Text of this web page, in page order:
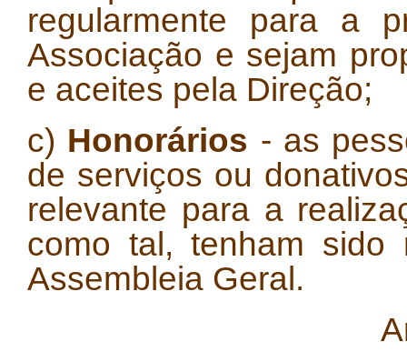
regularmente para a
Associação e sejam
e aceites pela Direção;
c) Honorários - as
de serviços ou
relevante para a
como tal, tenham sido
Assembleia Geral.